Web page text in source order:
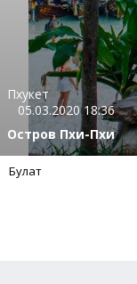
Пхукет
05.03.2020 18:36
Остров Пхи-Пхи
Булат